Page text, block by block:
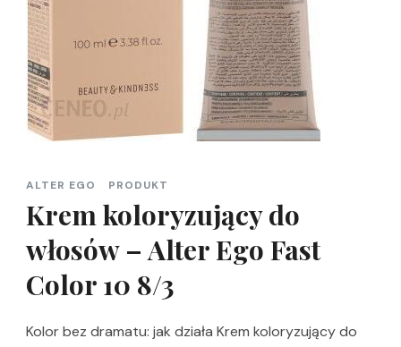
ALTER EGO PRODUKT
Krem koloryzujący do
włosów – Alter Ego Fast
Color 10 8/3
Kolor bez dramatu: jak działa Krem koloryzujący do